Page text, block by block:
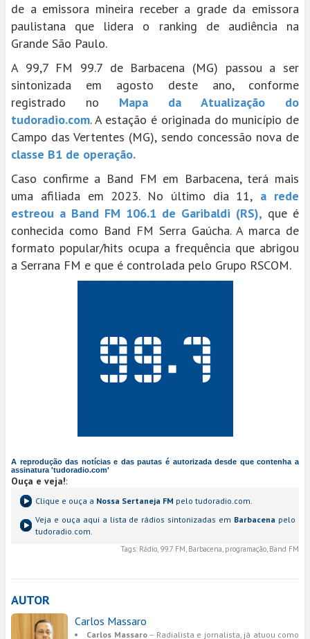
de a emissora mineira receber a grade da emissora
paulistana que lidera o ranking de audiência na
Grande São Paulo.
A 99,7 FM 99.7 de Barbacena (MG) passou a ser
sintonizada em agosto deste ano, conforme
registrado no Mapa da Atualização do
tudoradio.com. A estação é originada do município de
Campo das Vertentes (MG), sendo concessão nova de
classe B1 de operação.
Caso confirme a Band FM em Barbacena, terá mais
uma afiliada em 2023. No último dia 11, a rede
estreou a Band FM 106.1 de Garibaldi (RS), que é
conhecida como Band FM Serra Gaúcha. A marca de
formato popular/hits ocupa a frequência que abrigou
a Serrana FM e que é controlada pelo Grupo RSCOM.
A reprodução das notícias e das pautas é autorizada desde que contenha a
assinatura 'tudoradio.com'
Ouça e veja!:
Clique e ouça a Nossa Sertaneja FM pelo tudoradio.com.
Veja e ouça aqui a lista de rádios sintonizadas em Barbacena pelo
tudoradio.com.
Tags: Rádio, 99.7 FM, Barbacena, programação, Band FM
AUTOR
Carlos Massaro
Carlos Massaro– Radialista e jornalista, já atuou como